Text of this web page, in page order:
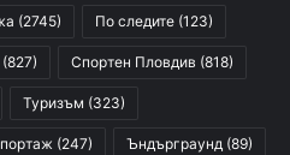
(2745) По следите (123)
(827) Спортен Пловдив (818)
Туризъм (323)
(247) Ъндърграунд (89)